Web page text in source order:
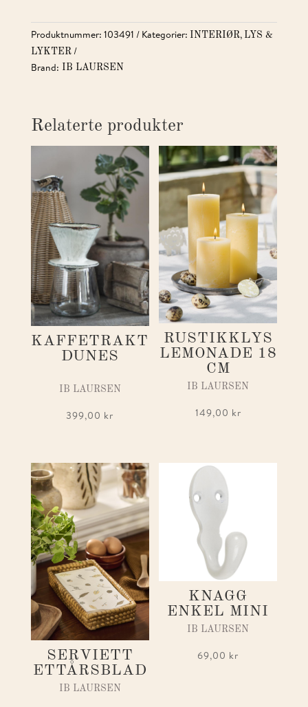
Produktnummer: 103491 Kategorier: INTERIØR, LYS &
LYKTER
Brand: IB LAURSEN
Relaterte produkter
KAFFETRAKT
DUNES
IB LAURSEN
399,00 kr
RUSTIKKLYS
LEMONADE 18
CM
IB LAURSEN
149,00 kr
SERVIETT
ETTÅRSBLAD
IB LAURSEN
KNAGG
ENKEL MINI
IB LAURSEN
69,00 kr